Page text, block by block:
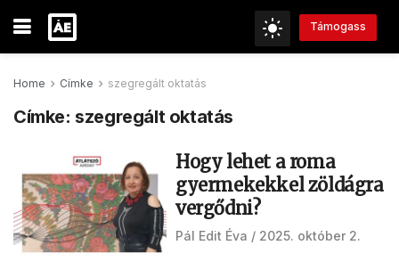
Támogass
Home Címke szegregált oktatás
Címke: szegregált oktatás
Hogy lehet a roma
gyermekekkel zöldágra
vergődni?
Pál Edit Éva 2025. október 2.